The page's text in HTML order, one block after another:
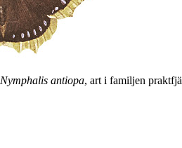
Nymphalis antiopa, art i familjen